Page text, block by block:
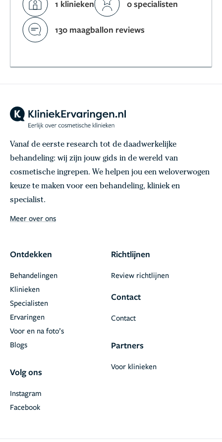
1 klinieken 0 specialisten
130 maagballon reviews
Vanaf de eerste research tot de daadwerkelijke
behandeling: wij zijn jouw gids in de wereld van
cosmetische ingrepen. We helpen jou een weloverwogen
keuze te maken voor een behandeling, kliniek en
specialist.
Meer over ons
Ontdekken
Behandelingen
Klinieken
Specialisten
Ervaringen
Voor en na foto’s
Blogs
Volg ons
Facebook
Instagram
Richtlijnen
Review richtlijnen
Contact
Contact
Partners
Voor klinieken